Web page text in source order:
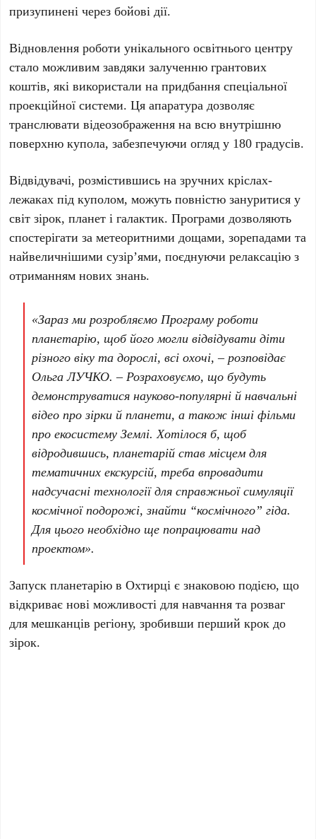
призупинені через бойові дії.
Відновлення роботи унікального освітнього центру
стало можливим завдяки залученню грантових
коштів, які використали на придбання спеціальної
проекційної системи. Ця апаратура дозволяє
транслювати відеозображення на всю внутрішню
поверхню купола, забезпечуючи огляд у 180 градусів.
Відвідувачі, розмістившись на зручних кріслах-
лежаках під куполом, можуть повністю зануритися у
світ зірок, планет і галактик. Програми дозволяють
спостерігати за метеоритними дощами, зорепадами та
найвеличнішими сузір’ями, поєднуючи релаксацію з
отриманням нових знань.
«Зараз ми розробляємо Програму роботи
планетарію, щоб його могли відвідувати діти
різного віку та дорослі, всі охочі, – розповідає
Ольга ЛУЧКО. – Розраховуємо, що будуть
демонструватися науково-популярні й навчальні
відео про зірки й планети, а також інші фільми
про екосистему Землі. Хотілося б, щоб
відродившись, планетарій став місцем для
тематичних екскурсій, треба впровадити
надсучасні технології для справжньої симуляції
космічної подорожі, знайти “космічного” гіда.
Для цього необхідно ще попрацювати над
проектом».
Запуск планетарію в Охтирці є знаковою подією, що
відкриває нові можливості для навчання та розваг
для мешканців регіону, зробивши перший крок до
зірок.